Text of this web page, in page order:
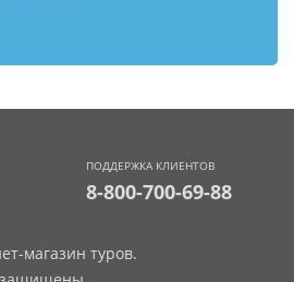
ПОДДЕРЖКА КЛИЕНТОВ
8-800-700-69-88
магазин туров.